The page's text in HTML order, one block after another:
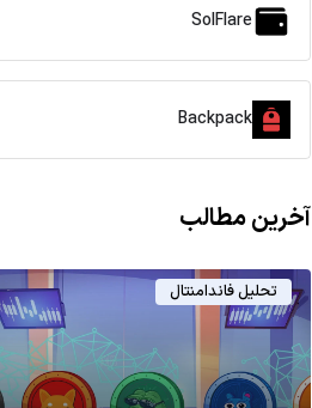
SolFlare
Backpack
آخرین مطالب
تحلیل فاندامنتال